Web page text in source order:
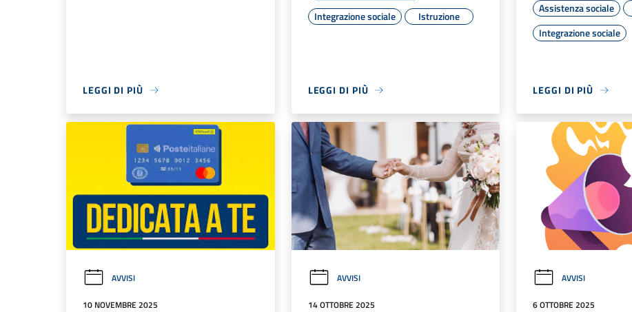
LEGGI DI PIÙ
Integrazione sociale
Istruzione
LEGGI DI PIÙ
Assistenza sociale
Integrazione sociale
LEGGI DI PIÙ
AVVISI
10 NOVEMBRE 2025
AVVISI
14 OTTOBRE 2025
AVVISI
6 OTTOBRE 2025